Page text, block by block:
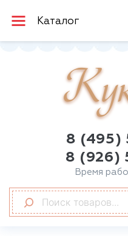
Каталог
8 (495)
8 (926)
Время